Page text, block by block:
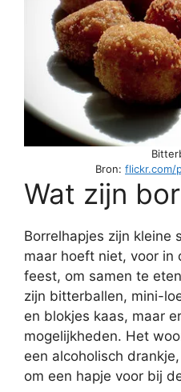
Bron: flickr.com/
Wat zijn
Borrelhapjes zijn kleine
maar hoeft niet, voor in
feest, om samen te
zijn bitterballen, mini-
en blokjes kaas, maar
mogelijkheden. Het
een alcoholisch
om een hapje voor bij